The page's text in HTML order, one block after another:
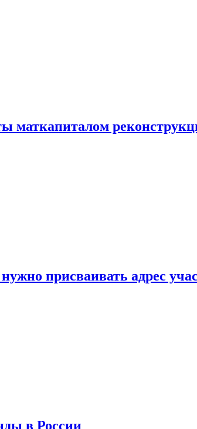
маткапиталом
присваивать адрес
в России